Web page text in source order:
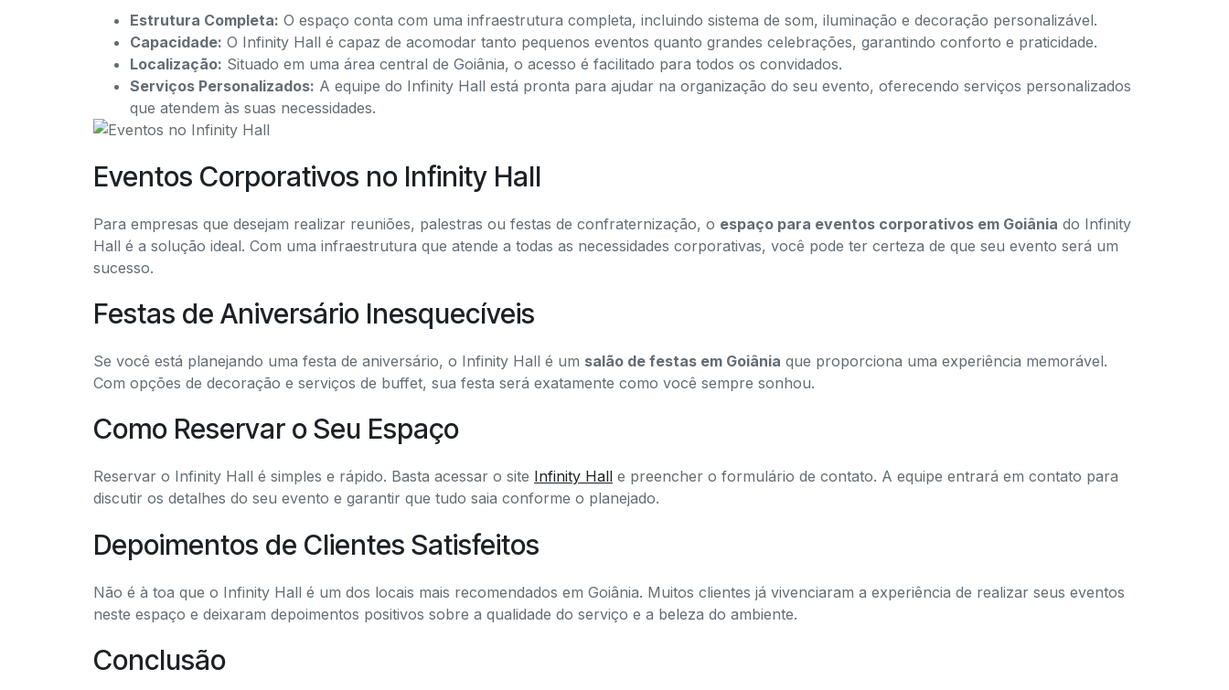
Estrutura Completa: O espaço conta com uma infraestrutura completa, incluindo sistema de som, iluminação e decoração personalizável.
Capacidade: O Infinity Hall é capaz de acomodar tanto pequenos eventos quanto grandes celebrações, garantindo conforto e praticidade.
Localização: Situado em uma área central de Goiânia, o acesso é facilitado para todos os convidados.
Serviços Personalizados: A equipe do Infinity Hall está pronta para ajudar na organização do seu evento, oferecendo serviços personalizados
que atendem às suas necessidades.
Eventos Corporativos no Infinity Hall
Para empresas que desejam realizar reuniões, palestras ou festas de confraternização, o espaço para eventos corporativos em Goiânia do Infinity
Hall é a solução ideal. Com uma infraestrutura que atende a todas as necessidades corporativas, você pode ter certeza de que seu evento será um
sucesso.
Festas de Aniversário Inesquecíveis
Se você está planejando uma festa de aniversário, o Infinity Hall é um salão de festas em Goiânia que proporciona uma experiência memorável.
Com opções de decoração e serviços de buffet, sua festa será exatamente como você sempre sonhou.
Como Reservar o Seu Espaço
Reservar o Infinity Hall é simples e rápido. Basta acessar o site Infinity Hall e preencher o formulário de contato. A equipe entrará em contato para
discutir os detalhes do seu evento e garantir que tudo saia conforme o planejado.
Depoimentos de Clientes Satisfeitos
Não é à toa que o Infinity Hall é um dos locais mais recomendados em Goiânia. Muitos clientes já vivenciaram a experiência de realizar seus eventos
neste espaço e deixaram depoimentos positivos sobre a qualidade do serviço e a beleza do ambiente.
Conclusão